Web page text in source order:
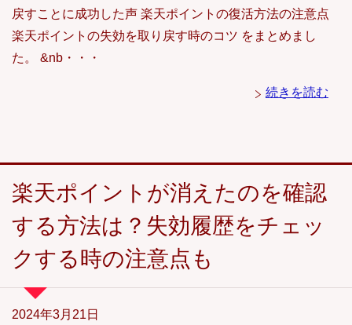
戻すことに成功した声 楽天ポイントの復活方法の注意点
楽天ポイントの失効を取り戻す時のコツ をまとめまし
た。 &nb・・・
続きを読む
楽天ポイントが消えたのを確認
する方法は？失効履歴をチェッ
クする時の注意点も
2024年3月21日